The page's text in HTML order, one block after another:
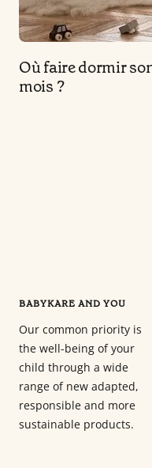
Où faire dormir
mois ?
BABYKARE AND YOU
Our common priority is
the well-being of your
child through a wide
range of new adapted,
responsible and more
sustainable products.